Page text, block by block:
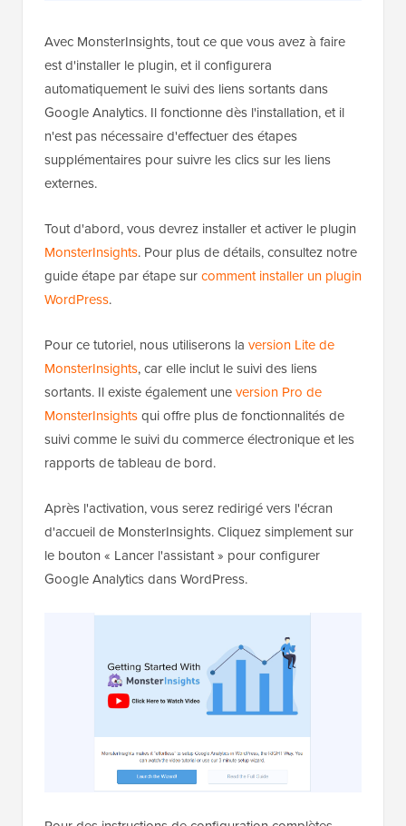
Avec MonsterInsights, tout ce que vous avez à faire
est d'installer le plugin, et il configurera
automatiquement le suivi des liens sortants dans
Google Analytics. Il fonctionne dès l'installation, et il
n'est pas nécessaire d'effectuer des étapes
supplémentaires pour suivre les clics sur les liens
externes.
Tout d'abord, vous devrez installer et activer le plugin
MonsterInsights. Pour plus de détails, consultez notre
guide étape par étape surcomment installer un plugin
WordPress.
Pour ce tutoriel, nous utiliserons la version Lite de
MonsterInsights, car elle inclut le suivi des liens
sortants. Il existe également uneversion Pro de
MonsterInsightsqui offre plus de fonctionnalités de
suivi comme le suivi du commerce électronique et les
rapports de tableau de bord.
Après l'activation, vous serez redirigé vers l'écran
d'accueil de MonsterInsights. Cliquez simplement sur
le bouton « Lancer l'assistant » pour configurer
Google Analytics dans WordPress.